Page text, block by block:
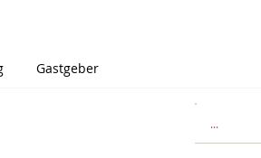
Gastgeber
...